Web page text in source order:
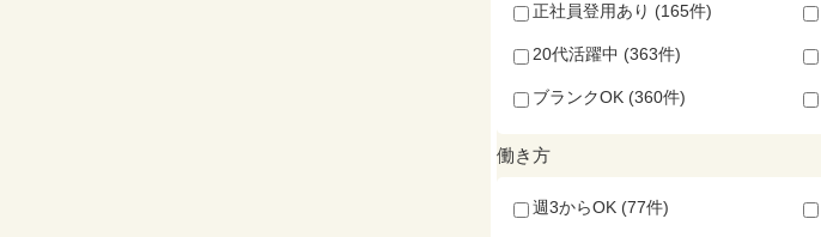
正社員登用あり (165件)
20代活躍中 (363件)
ブランクOK (360件)
働き方
週3からOK (77件)